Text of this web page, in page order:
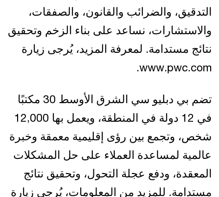
التدقيق، والضرائب والقانون، والصفقات،
والاستشارات، نساعد على بناء الزخم وتحقيق
نتائج مستدامة. لمعرفة المزيد، يُرجى زيارة
www.pwc.com.
تضم بي دبليو سي الشرق الأوسط 30 مكتبًا
في 12 دولة في المنطقة، ويعمل بها 12,000
شخص، وتجمع بين رؤى إقليمية معمقة وخبرة
عالمية لمساعدة العملاء على حل المشكلات
المعقدة، ودفع عجلة التحول، وتحقيق نتائج
مستدامة. للمزيد من المعلومات، يُرجى زيارة